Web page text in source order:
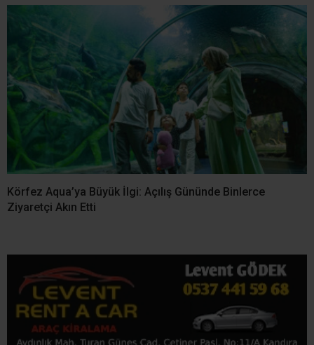
Körfez Aqua’ya Büyük İlgi: Açılış Gününde Binlerce
Ziyaretçi Akın Etti